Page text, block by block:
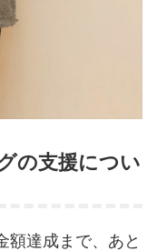
の支援につい
達成まで、あと